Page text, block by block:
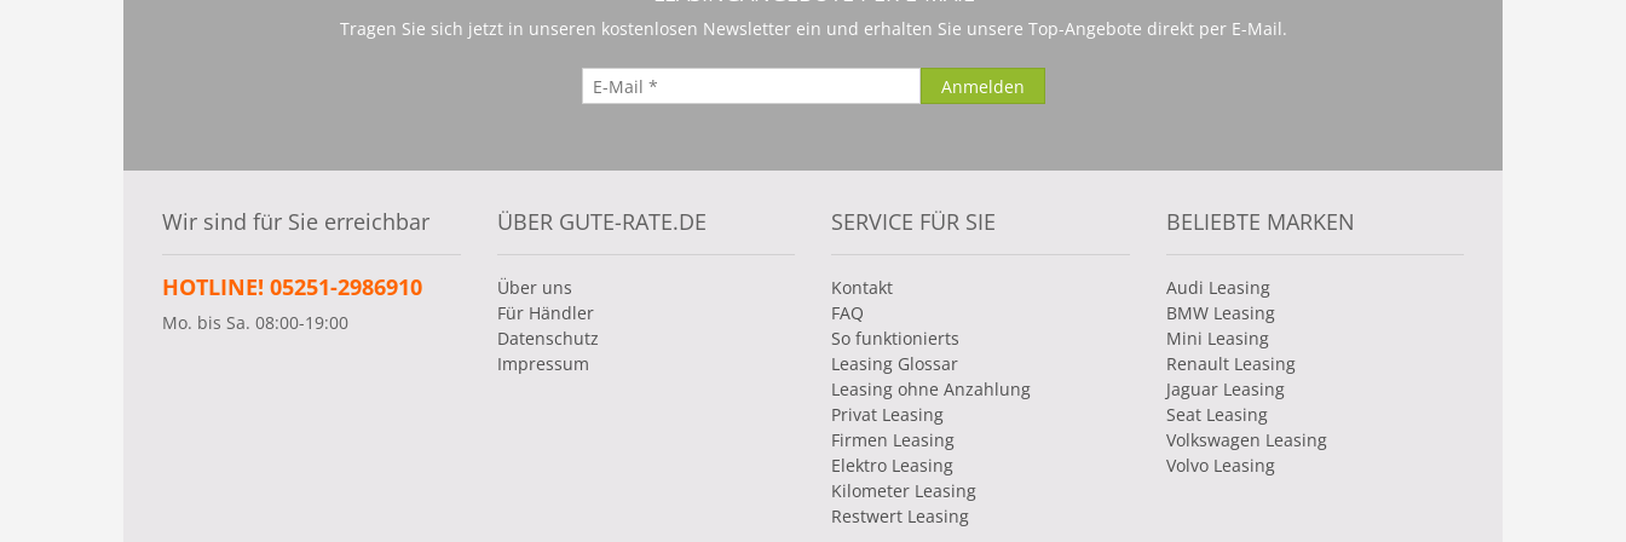
Tragen Sie sich jetzt in unseren kostenlosen Newsletter ein und erhalten Sie unsere Top-Angebote direkt per E-Mail.
Wir sind für Sie erreichbar
HOTLINE! 05251-2986910
Mo. bis Sa. 08:00-19:00
ÜBER GUTE-RATE.DE
Über uns
Für Händler
Datenschutz
Impressum
SERVICE FÜR SIE
Kontakt
FAQ
So funktionierts
Leasing Glossar
Leasing ohne Anzahlung
Privat Leasing
Firmen Leasing
Elektro Leasing
Kilometer Leasing
Restwert Leasing
BELIEBTE MARKEN
Audi Leasing
BMW Leasing
Mini Leasing
Renault Leasing
Jaguar Leasing
Seat Leasing
Volkswagen Leasing
Volvo Leasing